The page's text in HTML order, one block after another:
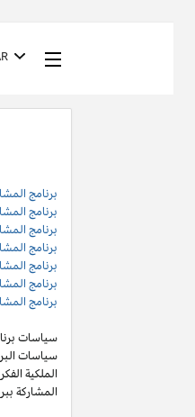
برنامج
برنامج
برنامج
برنامج
برنامج
برنامج
برنامج
سياسات
سياسات
المشاركة